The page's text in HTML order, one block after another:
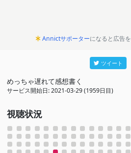
Annictサポーターになると広告
ツイート
めっちゃ遅れて感想書く
サービス開始日: 2021-03-29 (1959日目)
視聴状況